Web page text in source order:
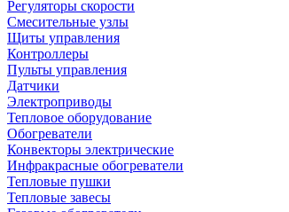
Регуляторы скорости
Смесительные узлы
Щиты управления
Контроллеры
Пульты управления
Датчики
Электроприводы
Тепловое оборудование
Обогреватели
Конвекторы электрические
Инфракрасные обогреватели
Тепловые пушки
Тепловые завесы